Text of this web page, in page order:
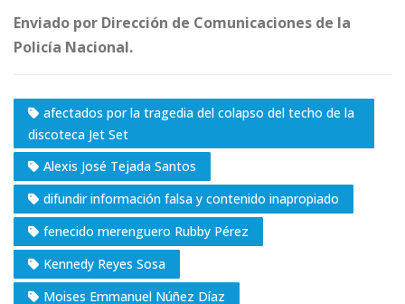
Enviado por Dirección de Comunicaciones de la
Policía Nacional.
afectados por la tragedia del colapso del techo de la
discoteca Jet Set
Alexis José Tejada Santos
difundir información falsa y contenido inapropiado
fenecido merenguero Rubby Pérez
Kennedy Reyes Sosa
Moises Emmanuel Núñez Díaz